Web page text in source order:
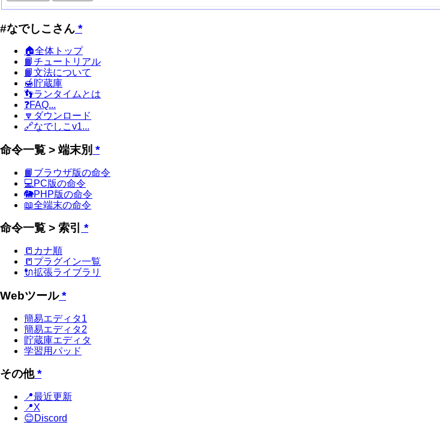
#なでしこさん *
🏠全体トップ
📙チュートリアル
📙文法について
🍯貯蔵庫
👣ランタイムとは
❓FAQ...
🔽ダウンロード
🔗なでしこv1...
命令一覧 > 端末別 *
📙ブラウザ版の命令
💻PC版の命令
🐘PHP版の命令
📖全端末の命令
命令一覧 > 索引 *
📒カナ順
📒プラグイン一覧
🔌拡張ライブラリ
Webツール*
簡易エディタ1
簡易エディタ2
貯蔵庫エディタ
学習用パッド
その他*
📍最近更新
📍X
😊Discord